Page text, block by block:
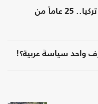
حزب العدالة والتنمية في تركيا.. 25 عاماً من
واحد سياسةً عربية؟!